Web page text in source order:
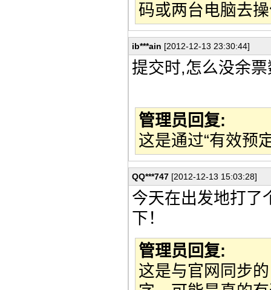
码或两台电脑去
ib***ain [2012-12-13 23:30:44]
提交时,怎么没余
管理员回复:
这是通过“有效预
QQ***747 [2012-12-13 15:03:28]
今天在出发地打了
下！
管理员回复:
这是与官网同步